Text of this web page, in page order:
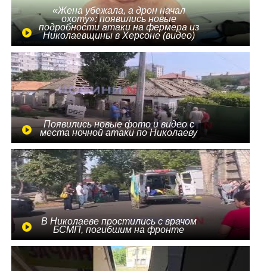
«Жена убежала, а дрон начал
охоту»: появились новые
подробности атаки на фермера из
Николаевщины в Херсоне (видео)
Появились новые фото и видео с
места ночной атаки по Николаеву
В Николаеве простились с врачом
БСМП, погибшим на фронте